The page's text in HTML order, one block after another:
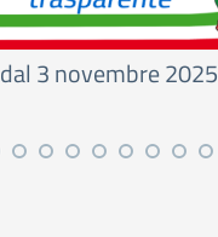
dal 3 novembre 2025